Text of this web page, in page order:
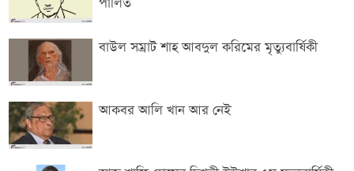
বাউল সম্রাট শাহ আবদুল করিমের মৃত্যুবার্ষিকী
আকবর আলি খান আর নেই